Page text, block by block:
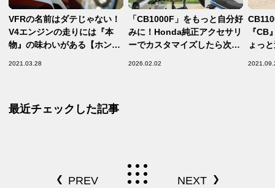
VFRの名前はダテじゃない！
V4エンジンの走りには『本
物』の味わいがある【ホンダ
2021.03.28
「CB1000F」をもっと自分好
みに！Honda純正アクセサリ
ーでカスタマイズしたら次世
2026.02.02
『CB
ょっ
最近チェックした記事